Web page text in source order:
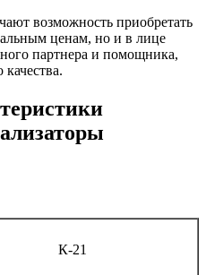
возможность приобретать
ценам, но и в лице
партнера и помощника,
К-21